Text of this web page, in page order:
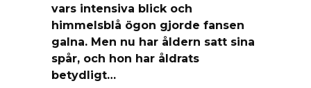
vars intensiva blick och
himmelsblå ögon gjorde fansen
galna. Men nu har åldern satt sina
spår, och hon har åldrats
betydligt…